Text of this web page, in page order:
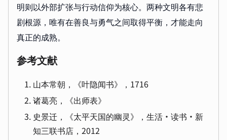
明则以外部扩张与行动信仰为核心。两种文明各有悲
剧根源，唯有在善良与勇气之间取得平衡，才能走向
真正的成熟。
参考文献
山本常朝，《叶隐闻书》，1716
诸葛亮，《出师表》
史景迁，《太平天国的幽灵》，生活·读书·新
知三联书店，2012